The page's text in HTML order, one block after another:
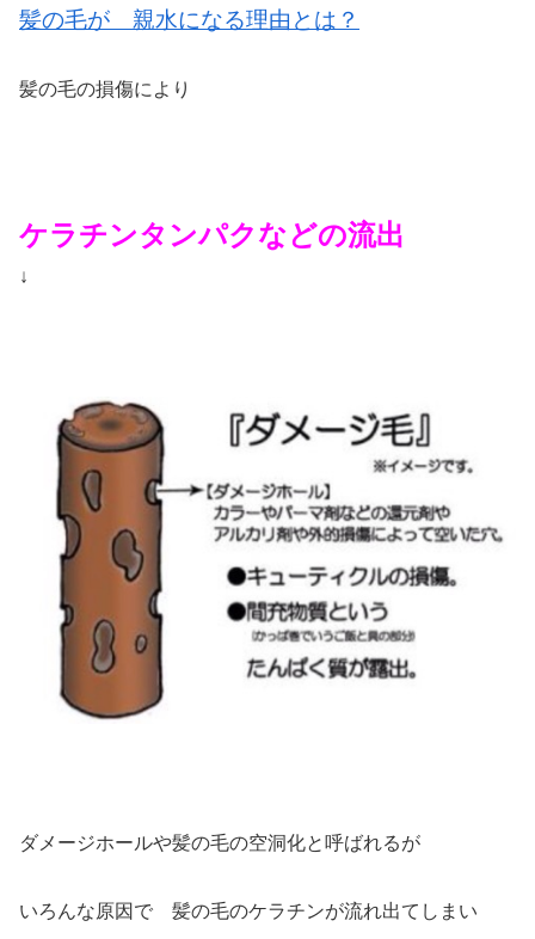
髪の毛が 親水になる理由とは？
髪の毛の損傷により
ケラチンタンパクなどの流出
↓
ダメージホールや髪の毛の空洞化と呼ばれるが
いろんな原因で 髪の毛のケラチンが流れ出てしまい